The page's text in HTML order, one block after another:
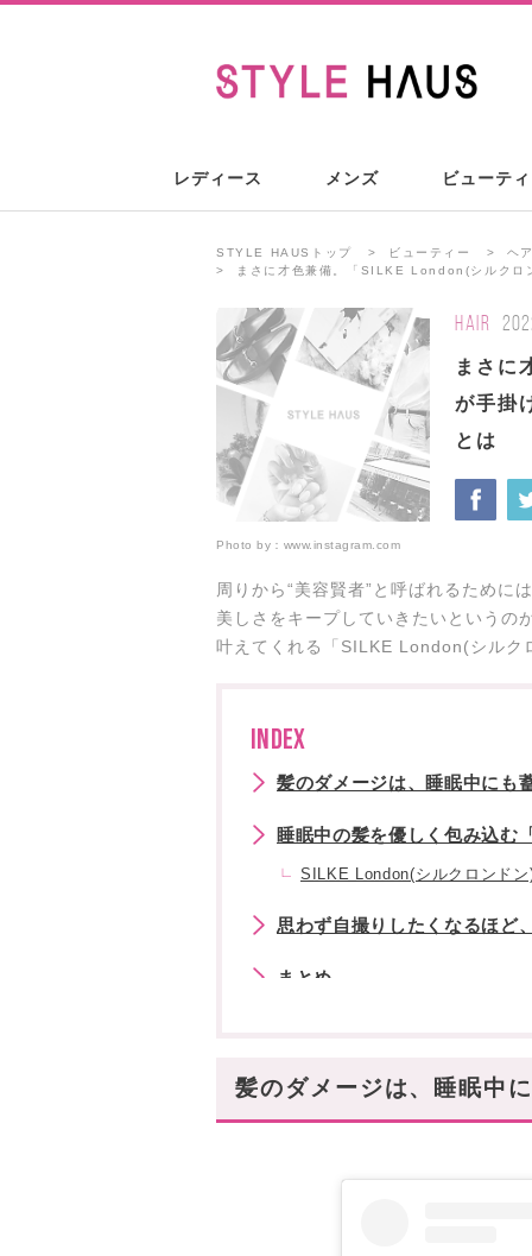
レディース メンズ ビューテ
STYLE HAUSトップ ビューティー
ヘ
まさに才色兼備。「SILKE London(シルクロ
HAIR
まさに
が手掛
とは
Photo by： www.instagram.com
周りから“美容賢者”と呼ばれるために
美しさをキープしていきたいというの
叶えてくれる「SILKE London(シルク
INDEX
髪のダメージは、睡眠中にも
睡眠中の髪を優しく包み込む
SILKE London(シルクロンドン
思わず自撮りしたくなるほど
まとめ
髪のダメージは、睡眠中